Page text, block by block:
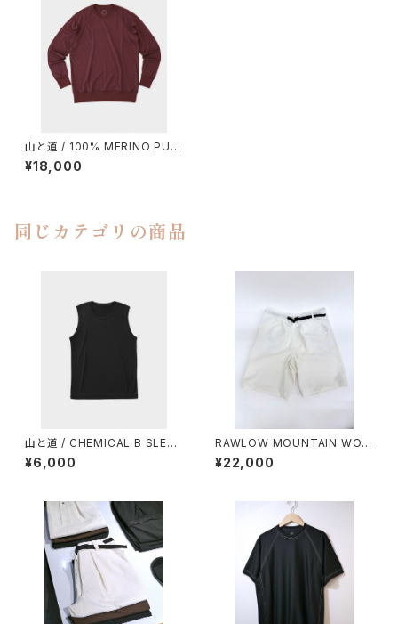
山と道 / 100% MERINO PUL
LOVER（UNISEX）
¥18,000
同じカテゴリの商品
山と道 / CHEMICAL B SLEEV
ELESS（MEN）
¥6,000
RAWLOW MOUNTAIN WOR
KS / HIKER GURKHA PANTS
¥22,000